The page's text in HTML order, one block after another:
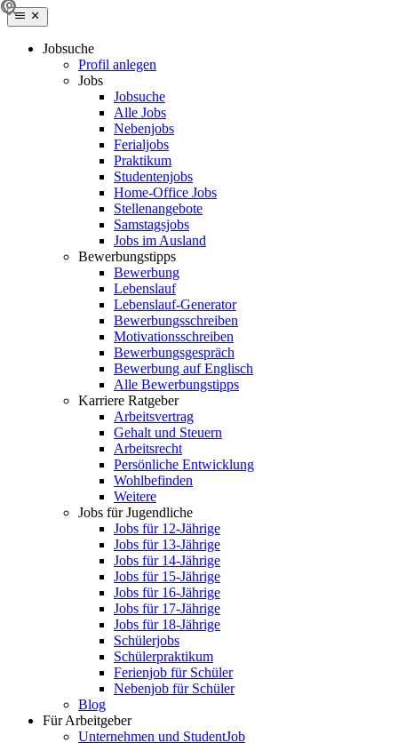
Jobsuche
Profil anlegen
Jobs
Jobsuche
Alle Jobs
Nebenjobs
Ferialjobs
Praktikum
Studentenjobs
Home-Office Jobs
Stellenangebote
Samstagsjobs
Jobs im Ausland
Bewerbungstipps
Bewerbung
Lebenslauf
Lebenslauf-Generator
Bewerbungsschreiben
Motivationsschreiben
Bewerbungsgespräch
Bewerbung auf Englisch
Alle Bewerbungstipps
Karriere Ratgeber
Arbeitsvertrag
Gehalt und Steuern
Arbeitsrecht
Persönliche Entwicklung
Wohlbefinden
Weitere
Jobs für Jugendliche
Jobs für 12-Jährige
Jobs für 13-Jährige
Jobs für 14-Jährige
Jobs für 15-Jährige
Jobs für 16-Jährige
Jobs für 17-Jährige
Jobs für 18-Jährige
Schülerjobs
Schülerpraktikum
Ferienjob für Schüler
Nebenjob für Schüler
Blog
Für Arbeitgeber
Unternehmen und StudentJob